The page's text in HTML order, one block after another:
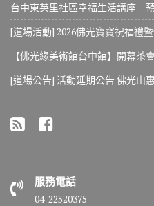
台中東英里社區幸福生活講座
[道場活動] 2026佛光寶寶祝福禮
【佛光緣美術館台中館】開幕茶
[道場公告] 活動延期公告 佛光山
服務電話
04-22520375